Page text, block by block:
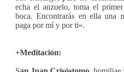
echa el anzuelo, toma el
boca. Encontrarás en ella una
paga por mí y por ti».
+Meditación: